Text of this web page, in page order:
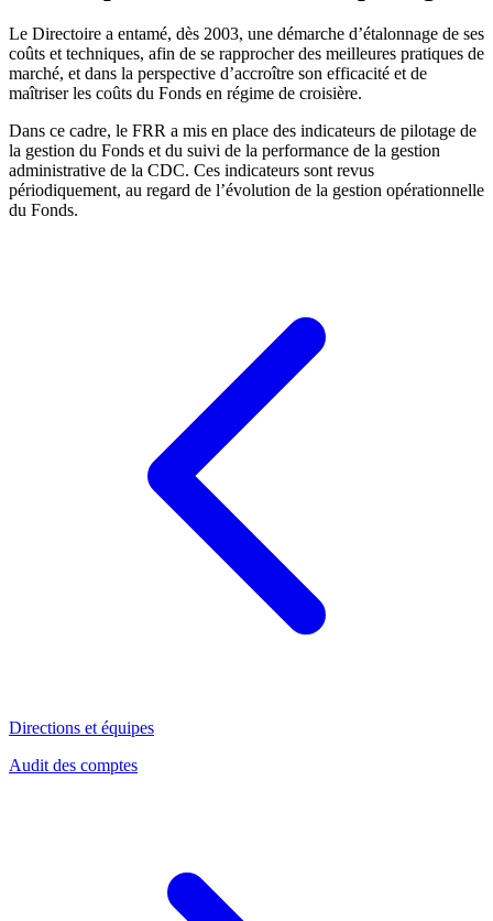
Le Directoire a entamé, dès 2003, une démarche d’étalonnage de ses
coûts et techniques, afin de se rapprocher des meilleures pratiques de
marché, et dans la perspective d’accroître son efficacité et de
maîtriser les coûts du Fonds en régime de croisière.
Dans ce cadre, le FRR a mis en place des indicateurs de pilotage de
la gestion du Fonds et du suivi de la performance de la gestion
administrative de la CDC. Ces indicateurs sont revus
périodiquement, au regard de l’évolution de la gestion opérationnelle
du Fonds.
Directions et équipes
Audit des comptes